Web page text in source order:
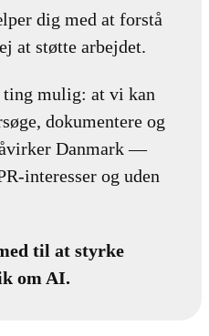
dig med at forstå
at støtte arbejdet.
ting mulig: at vi kan
dokumentere og
Danmark —
interesser og uden
til at styrke
om AI.